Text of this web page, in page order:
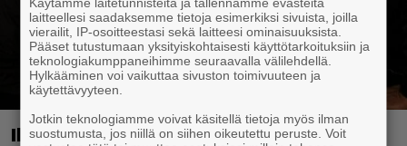
Illalla tv:ssä: Poliisiopiston jatko-osa
laitteellesi saadaksemme tietoja esimerkiksi sivuista, joilla
vierailit, IP-osoitteestasi sekä laitteesi ominaisuuksista.
Pääset tutustumaan yksityiskohtaisesti käyttötarkoituksiin ja
teknologiakumppaneihimme seuraavalla välilehdellä.
Hylkääminen voi vaikuttaa sivuston toimivuuteen ja
käytettävyyteen.
Jotkin teknologiamme voivat käsitellä tietoja myös ilman
suostumusta, jos niillä on siihen oikeutettu peruste. Voit